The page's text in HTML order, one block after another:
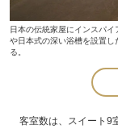
日本の伝統家屋にインスパ
や日本式の深い浴槽を設置
る。
客室数は、スイート9